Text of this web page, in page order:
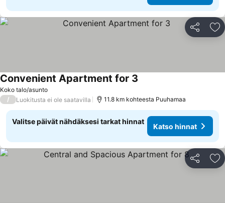
Jaa
Koko talo/asunto
Convenient Apartment for 3
/ Luokitusta ei ole saatavilla 11.8 km kohteesta Puuhamaa
Valitse päivät nähdäksesi tarkat hinnat
Katso hinnat
Jaa